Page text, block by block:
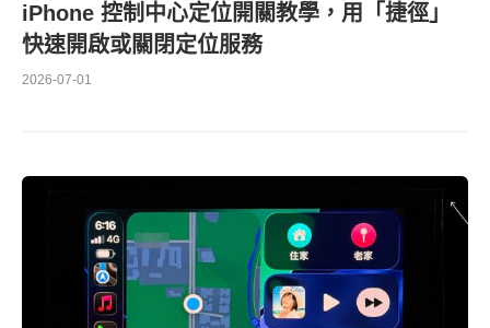
iPhone 控制中心定位開關教學，用「捷徑」
快速開啟或關閉定位服務
2026-07-01